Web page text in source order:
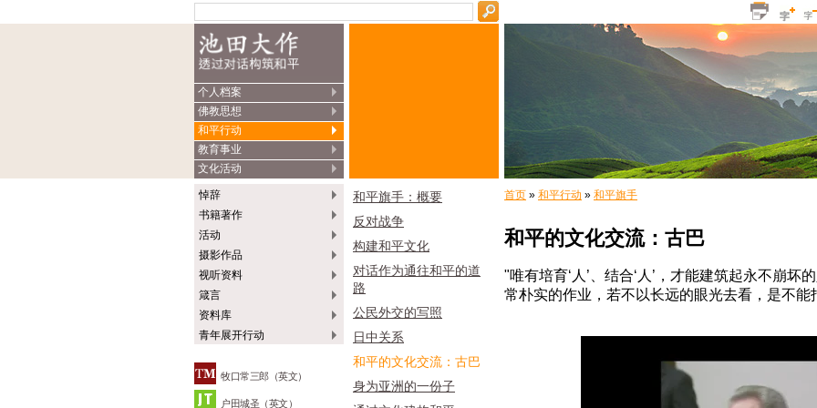
个人档案
佛教思想
和平行动
教育事业
文化活动
悼辞
书籍著作
活动
摄影作品
视听资料
箴言
资料库
青年展开行动
牧口常三郎（英文）
户田城圣（英文）
和平旗手：概要
反对战争
构建和平文化
对话作为通往和平的道
路
公民外交的写照
日中关系
和平的文化交流：古巴
身为亚洲的一份子
首页 » 和平行动 » 和平旗手
和平的文化交流：古巴
"唯有培育‘人’、结合‘人’，才能建筑起永不崩坏
常朴实的作业，若不以长远的眼光去看，是不能